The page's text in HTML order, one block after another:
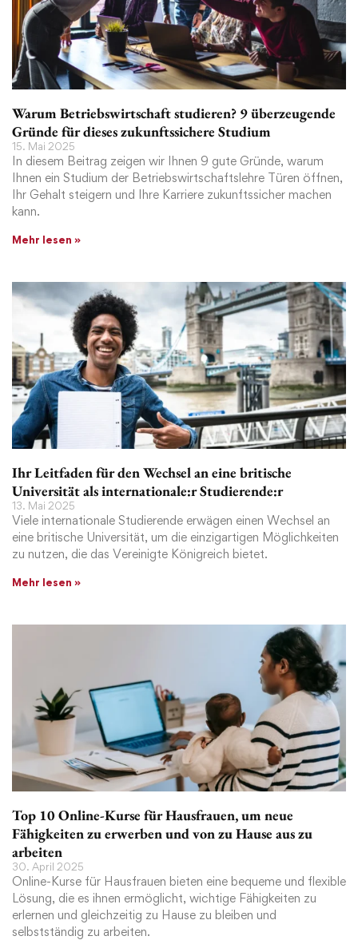
Warum Betriebswirtschaft studieren? 9 überzeugende
Gründe für dieses zukunftssichere Studium
15. Mai 2025
In diesem Beitrag zeigen wir Ihnen 9 gute Gründe, warum
Ihnen ein Studium der Betriebswirtschaftslehre Türen öffnen,
Ihr Gehalt steigern und Ihre Karriere zukunftssicher machen
kann.
Mehr lesen »
Ihr Leitfaden für den Wechsel an eine britische
Universität als internationale:r Studierende:r
13. Mai 2025
Viele internationale Studierende erwägen einen Wechsel an
eine britische Universität, um die einzigartigen Möglichkeiten
zu nutzen, die das Vereinigte Königreich bietet.
Mehr lesen »
Top 10 Online-Kurse für Hausfrauen, um neue
Fähigkeiten zu erwerben und von zu Hause aus zu
arbeiten
30. April 2025
Online-Kurse für Hausfrauen bieten eine bequeme und flexible
Lösung, die es ihnen ermöglicht, wichtige Fähigkeiten zu
erlernen und gleichzeitig zu Hause zu bleiben und
selbstständig zu arbeiten.